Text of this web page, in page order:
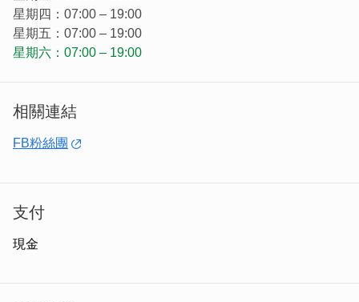
星期四：07:00 – 19:00
星期五：07:00 – 19:00
星期六：07:00 – 19:00
相關連結
FB粉絲團
支付
現金